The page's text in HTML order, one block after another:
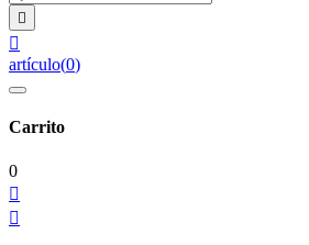


artículo(0)
Carrito
0

